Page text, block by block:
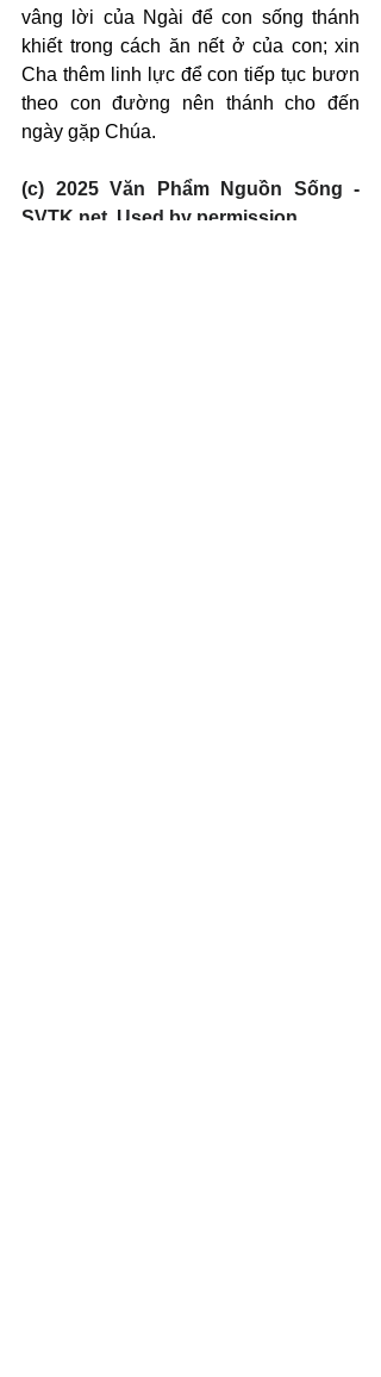
vâng lời của Ngài để con sống thánh
khiết trong cách ăn nết ở của con; xin
Cha thêm linh lực để con tiếp tục bươn
theo con đường nên thánh cho đến
ngày gặp Chúa.
(c) 2025 Văn Phẩm Nguồn Sống -
SVTK.net. Used by permission.